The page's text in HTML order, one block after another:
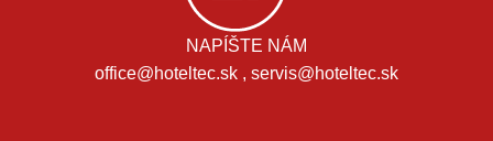
NAPÍŠTE NÁM
office@hoteltec.sk , servis@hoteltec.sk